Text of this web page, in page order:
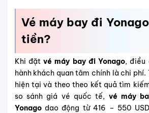
Vé máy bay đi
tiền?
Khi đặtvé máy bay đi Yonago, điều
hành khách quan tâm chính là chi
hiện tại và theo theo kết quả tìm
so sánh giá vé quốc tế, vé máy
Yonagodao động từ 416 – 550